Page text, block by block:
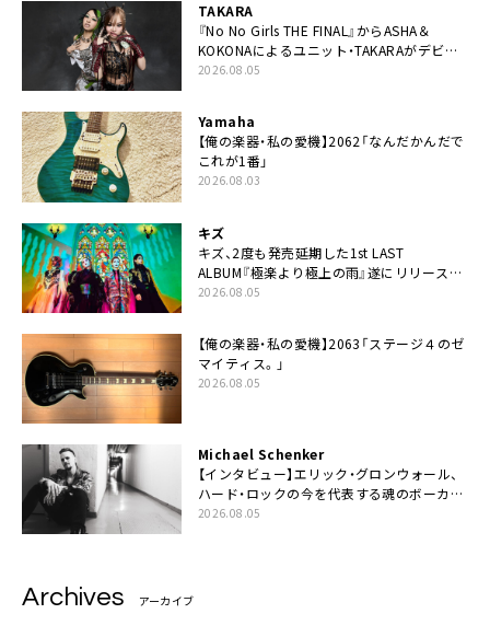
TAKARA
『No No Girls THE FINAL』からASHA＆
KOKONAによるユニット・TAKARAがデビュ
ー
2026.08.05
Yamaha
【俺の楽器・私の愛機】2062「なんだかんだで
これが1番」
2026.08.03
キズ
キズ、2度も発売延期した1st LAST
ALBUM『極楽より極上の雨』遂にリリース。
収録曲「はじまり」MV公開
2026.08.05
【俺の楽器・私の愛機】2063「ステージ４のゼ
マイティス。」
2026.08.05
Michael Schenker
【インタビュー】エリック・グロンウォール、
ハード・ロックの今を代表する魂のボーカリ
スト来日決定
2026.08.05
Archives アーカイブ